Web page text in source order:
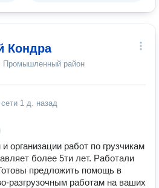
Кондра
Промышленный район
1 д. назад
работ по грузчикам
более 5ти лет. Работали
предложить помощь в
разгрузочным работам на ваших